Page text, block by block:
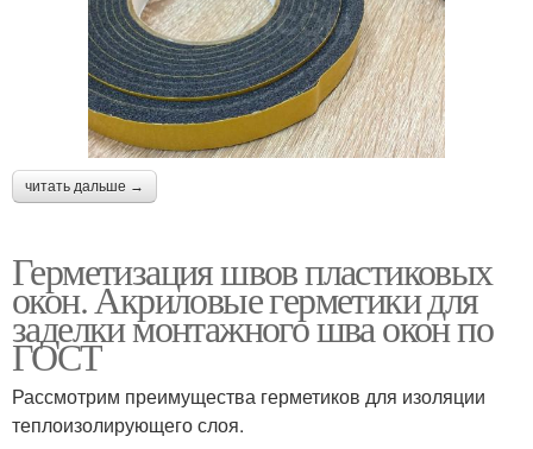
читать дальше →
Герметизация швов пластиковых
окон. Акриловые герметики для
заделки монтажного шва окон по
ГОСТ
Рассмотрим преимущества герметиков для изоляции
теплоизолирующего слоя.